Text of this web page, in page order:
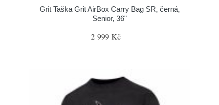
Grit Taška Grit AirBox Carry Bag SR, černá,
Senior, 36"
2 999 Kč